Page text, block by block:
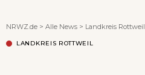
NRWZ.de > Alle News > Landkreis Rottweil
LANDKREIS ROTTWEIL